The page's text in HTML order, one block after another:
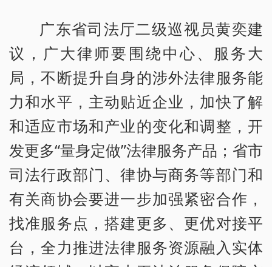
广东省司法厅二级巡视员黄奕建
议，广大律师要围绕中心、服务大
局，不断提升自身的涉外法律服务能
力和水平，主动贴近企业，加快了解
和适应市场和产业的变化和调整，开
发更多“量身定做”法律服务产品；省市
司法行政部门、律协与商务等部门和
有关商协会要进一步加强紧密合作，
找准服务点，搭建更多、更优对接平
台，全力推进法律服务资源融入实体